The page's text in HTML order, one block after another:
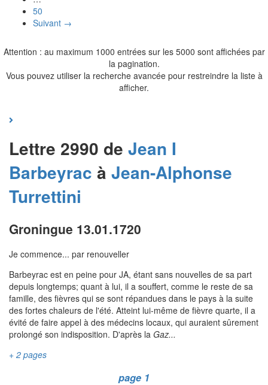
50
Suivant →
Attention : au maximum 1000 entrées sur les 5000 sont affichées par
la pagination.
Vous pouvez utiliser la recherche avancée pour restreindre la liste à
afficher.
Lettre 2990 de Jean I
Barbeyrac à Jean-Alphonse
Turrettini
Groningue 13.01.1720
Je commence... par renouveller
Barbeyrac est en peine pour JA, étant sans nouvelles de sa part
depuis longtemps; quant à lui, il a souffert, comme le reste de sa
famille, des fièvres qui se sont répandues dans le pays à la suite
des fortes chaleurs de l'été. Atteint lui-même de fièvre quarte, il a
évité de faire appel à des médecins locaux, qui auraient sûrement
prolongé son indisposition. D'après la Gaz...
+ 2 pages
page 1